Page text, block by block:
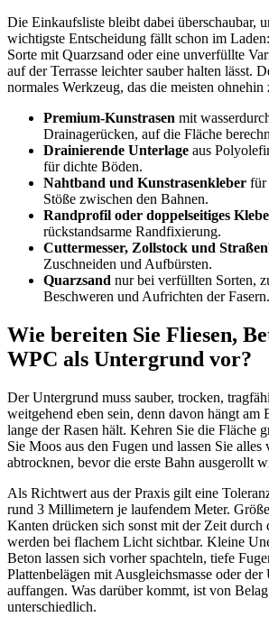
Die Einkaufsliste bleibt dabei überschaubar,
wichtigste Entscheidung fällt schon im
Sorte mit Quarzsand oder eine unverfüllte
auf der Terrasse leichter sauber halten lässt.
normales Werkzeug, das die meisten ohnehin
Premium-Kunstrasen mit
Drainagerücken, auf die Fläche
Drainierende Unterlage aus
für dichte Böden.
Nahtband und Kunstrasenkleber für
Stöße zwischen den Bahnen.
Randprofil oder doppelseitiges
rückstandsarme Randfixierung.
Cuttermesser, Zollstock und
Zuschneiden und Aufbürsten.
Quarzsand nur bei verfüllten Sorten,
Beschweren und Aufrichten der Fasern.
Wie bereiten Sie Fliesen,
WPC als Untergrund vor?
Der Untergrund muss sauber, trocken,
weitgehend eben sein, denn davon hängt am
lange der Rasen hält. Kehren Sie die Fläche
Sie Moos aus den Fugen und lassen Sie alles
abtrocknen, bevor die erste Bahn ausgerollt
Als Richtwert aus der Praxis gilt eine
rund 3 Millimetern je laufendem Meter.
Kanten drücken sich sonst mit der Zeit durch
werden bei flachem Licht sichtbar. Kleine
Beton lassen sich vorher spachteln, tiefe
Plattenbelägen mit Ausgleichsmasse oder der
auffangen. Was darüber kommt, ist von
unterschiedlich.